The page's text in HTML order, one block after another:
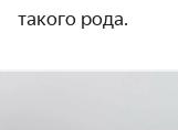
такого рода.